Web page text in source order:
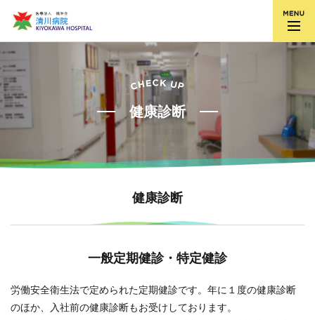
健康診断
健康診断
一般定期健診・特定健診
労働安全衛生法で定められた定期健診です。年に１度の健康診断
のほか、入社前の健康診断もお受けしております。